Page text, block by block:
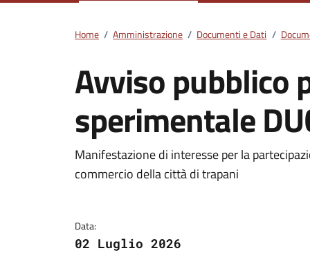
Home / Amministrazione / Documenti e Dati /
Avviso pubblico
sperimentale
Dettagli del
Manifestazione di interesse per la
commercio della città di trapani
Data:
02 Luglio 2026